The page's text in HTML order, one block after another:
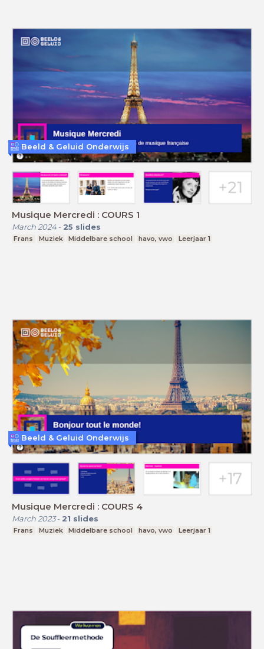
Musique Mercredi : COURS 1
March 2024- 25 slides
Frans Muziek Middelbare school havo, vwo Leerjaar 1
Beeld & Geluid Onderwijs
Musique Mercredi : COURS 4
March 2023- 21 slides
Frans Muziek Middelbare school havo, vwo Leerjaar 1
Beeld & Geluid Onderwijs